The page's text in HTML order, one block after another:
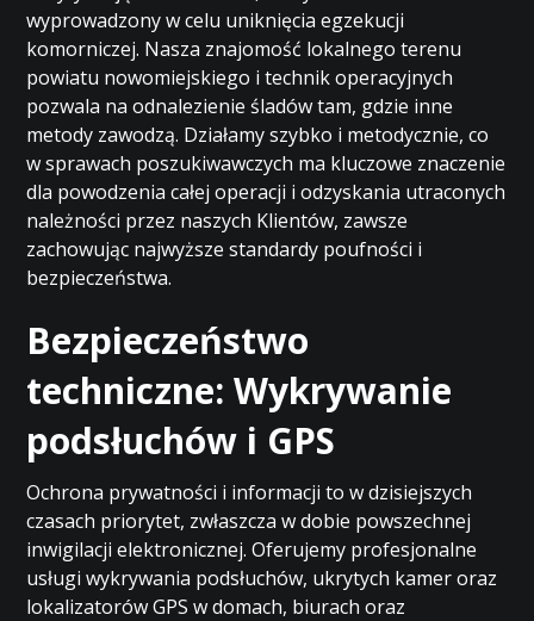
wyprowadzony w celu uniknięcia egzekucji
komorniczej. Nasza znajomość lokalnego terenu
powiatu nowomiejskiego i technik operacyjnych
pozwala na odnalezienie śladów tam, gdzie inne
metody zawodzą. Działamy szybko i metodycznie, co
w sprawach poszukiwawczych ma kluczowe znaczenie
dla powodzenia całej operacji i odzyskania utraconych
należności przez naszych Klientów, zawsze
zachowując najwyższe standardy poufności i
bezpieczeństwa.
Bezpieczeństwo
techniczne: Wykrywanie
podsłuchów i GPS
Ochrona prywatności i informacji to w dzisiejszych
czasach priorytet, zwłaszcza w dobie powszechnej
inwigilacji elektronicznej. Oferujemy profesjonalne
usługi wykrywania podsłuchów, ukrytych kamer oraz
lokalizatorów GPS w domach, biurach oraz